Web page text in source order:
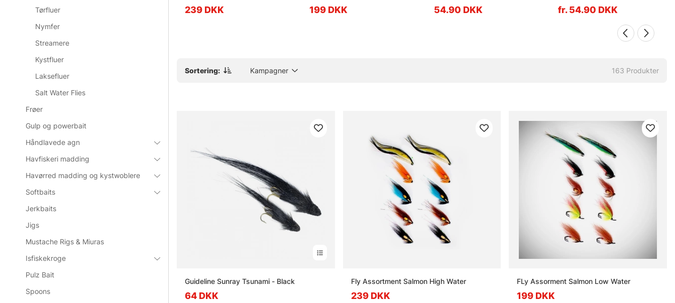
Tørfluer
Nymfer
Streamere
Kystfluer
Laksefluer
Salt Water Flies
Frøer
Gulp og powerbait
Håndlavede agn
Havfiskeri madding
Havørred madding og kystwoblere
Softbaits
Jerkbaits
Jigs
Mustache Rigs & Miuras
Isfiskekroge
Pulz Bait
Spoons
239 DKK 199 DKK 54.90 DKK fr. 54.90 DKK
Sortering: Kampagner 163 Produkter
Guideline Sunray Tsunami - Black
64 DKK
Fly Assortment Salmon High Water
239 DKK
FLy Assorment Salmon Low Water
199 DKK